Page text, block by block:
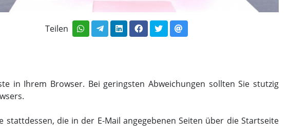
Teilen
in Ihrem Browser. Bei geringsten Abweichungen sollten Sie stutzig
die in der E-Mail angegebenen Seiten über die Startseite